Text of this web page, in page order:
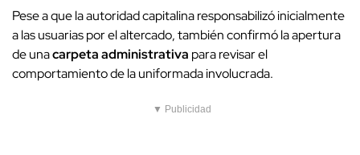
Pese a que la autoridad capitalina responsabilizó inicialmente
a las usuarias por el altercado, también confirmó la apertura
de unacarpeta administrativa para revisar el
comportamiento de la uniformada involucrada.
▼ Publicidad